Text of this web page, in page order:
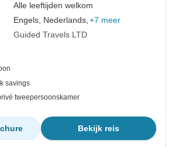
Alle leeftijden welkom
Engels, Nederlands, +7 meer
Guided Travels LTD
savings
tweepersoonskamer
Bekijk reis